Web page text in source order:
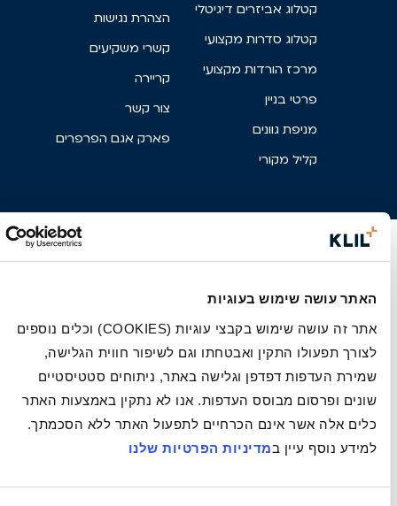
האתר עושה שימוש בעוגיות
אתר זה עושה שימוש בקבצי עוגיות (COOKIES) וכלים נוספים
לצורך תפעולו התקין ואבטחתו וגם לשיפור חווית הגלישה,
שמירת העדפות דפדפן וגלישה באתר, ניתוחים סטטיסטיים
שונים ופרסום מבוסס העדפות. אנו לא נתקין באמצעות האתר
כלים אלה אשר אינם הכרחיים לתפעול האתר ללא הסכמתך.
למידע נוסף עיין במדיניות הפרטיות שלנו
קטלוג אביזרים דיגיטלי
קטלוג סדרות מקצועי
מרכז הורדות מקצועי
פרטי בניין
מניפת גוונים
קליל מקורי
הצהרת נגישות
קשרי משקיעים
קריירה
צור קשר
פארק אגם הפרפרים